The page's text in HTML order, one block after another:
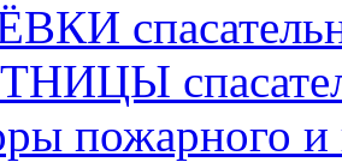
пожарного и